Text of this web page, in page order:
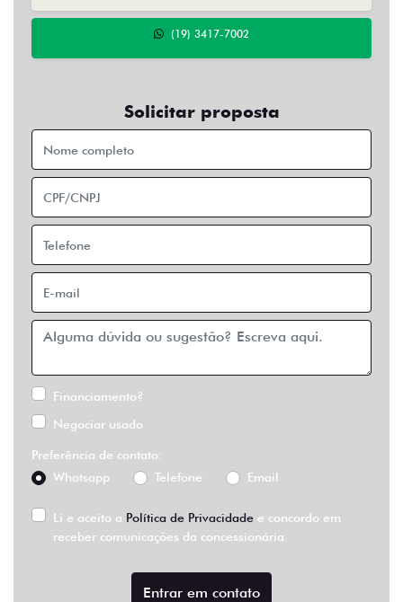
(19) 3417-7002
Solicitar proposta
Financiamento?
Negociar usado
Preferência de contato:
Whatsapp
Telefone Email
Li e aceito a Política de Privacidade e concordo em
receber comunicações da concessionária.
Entrar em contato